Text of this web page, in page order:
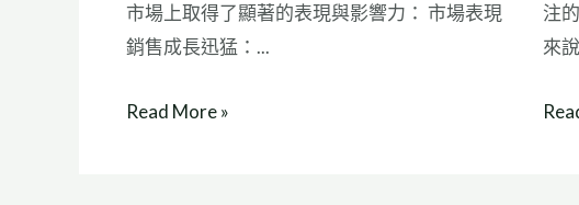
市場上取得了顯著的表現與影響力： 市場表現
銷售成長迅猛：...
Read More »
注
來